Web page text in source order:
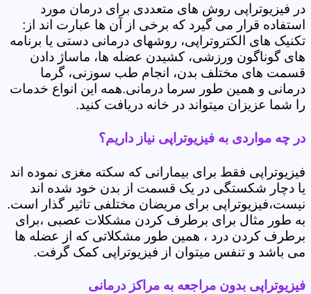
در فیزیوتراپی روش های متعددی برای درمان مورد
استفاده قرار می گیرد که برخی از آن ها عبارت اند از:
تکنیک های الکتروتراپی، روشهای درمانی دستی یا برنامه
های گوناگون ورزشی، کشیدن عضله ها، ماساژ دادن
قسمت های مختلف بدن، انجام طب سوزنی، گرما
درمانی و همین طور سرما درمانی.همه این انواع خدمات
را شما عزیزان میتواند در خانه دریافت کنید.
در چه مواردی به فیزیوتراپی نیاز داریم؟
فیزیوتراپی فقط برای بیمارانی که سکته مغزی نموده اند
یا دچار شکستگی در یک قسمت از بدن خود شده اند
نیست،فیزیوتراپی برای مریضان مختلفی تاثیر گذار است.
به طور مثال برای برطرف کردن مشکلات عصبی ،برای
برطرف کردن درد ، همین طور مشکلاتی که از عضله ها
می باشد و تنفس میتوان از فیزیوتراپی کمک گرفت.
فیزیوتراپی بدون مراجعه به مراکز درمانی